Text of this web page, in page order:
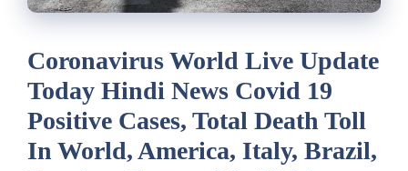
Coronavirus World Live Update
Today Hindi News Covid 19
Positive Cases, Total Death Toll
In World, America, Italy, Brazil,